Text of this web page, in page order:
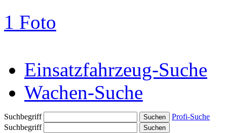
1 Foto
Einsatzfahrzeug-Suche
Wachen-Suche
Suchbegriff
Profi-Suche
Suchbegriff